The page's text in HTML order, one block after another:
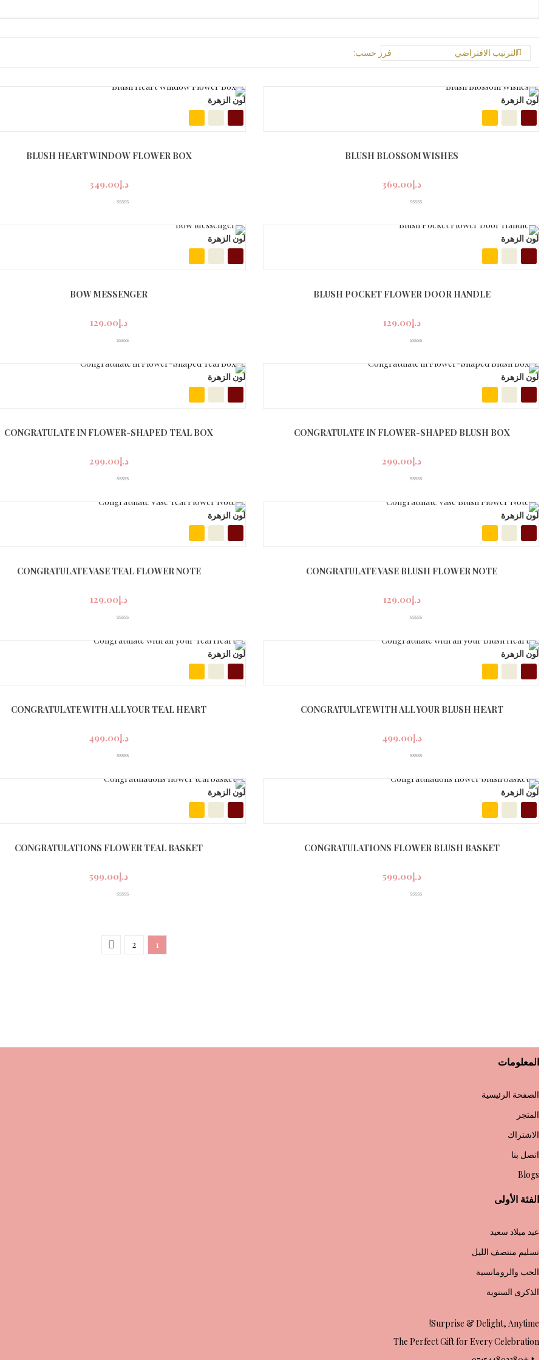
فرز حسب: الترتيب الافتراضي
لون الزهرة
BLUSH BLOSSOM WISHES
د.إ369.00
لون الزهرة
BLUSH HEART WINDOW FLOWER BOX
د.إ349.00
لون الزهرة
BLUSH POCKET FLOWER DOOR HANDLE
د.إ129.00
لون الزهرة
BOW MESSENGER
د.إ129.00
لون الزهرة
CONGRATULATE IN FLOWER-SHAPED BLUSH BOX
د.إ299.00
لون الزهرة
CONGRATULATE IN FLOWER-SHAPED TEAL BOX
د.إ299.00
لون الزهرة
CONGRATULATE VASE BLUSH FLOWER NOTE
د.إ129.00
لون الزهرة
CONGRATULATE VASE TEAL FLOWER NOTE
د.إ129.00
لون الزهرة
CONGRATULATE WITH ALL YOUR BLUSH HEART
د.إ499.00
لون الزهرة
CONGRATULATE WITH ALL YOUR TEAL HEART
د.إ499.00
لون الزهرة
CONGRATULATIONS FLOWER BLUSH BASKET
د.إ599.00
لون الزهرة
CONGRATULATIONS FLOWER TEAL BASKET
د.إ599.00
1
2
المعلومات
الصفحة الرئيسية
المتجر
الاشتراك
اتصل بنا
Blogs
الفئة الأولى
عيد ميلاد سعيد
تسليم منتصف الليل
الحب والرومانسية
الذكرى السنوية
Surprise & Delight, Anytime!
The Perfect Gift for Every Celebration